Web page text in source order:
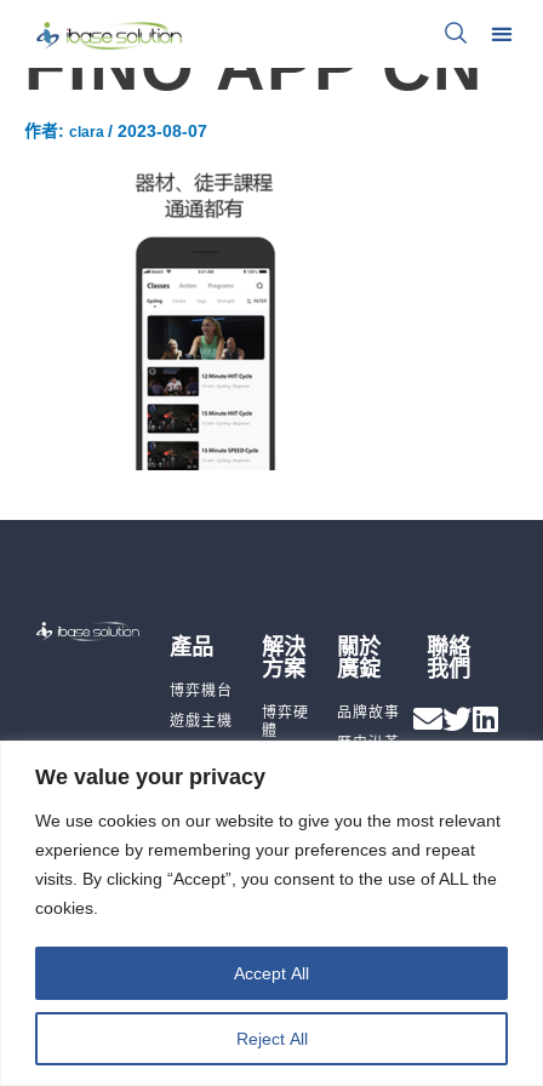
We value your privacy
We use cookies on our website to give you the most relevant
experience by remembering your preferences and repeat
visits. By clicking “Accept”, you consent to the use of ALL the
cookies.
Reject All
Accept All
FINO APP CN
作者: clara / 2023-08-07
產品
博弈機台
遊戲主機
充電樁
電腦
智能重訓
機
解決
方案
博弈硬
體
用
動化
關於
廣錠
品牌故事
歷史沿革
聯絡
我們
投資人
ESG
網頁設計公司：振作雲科技